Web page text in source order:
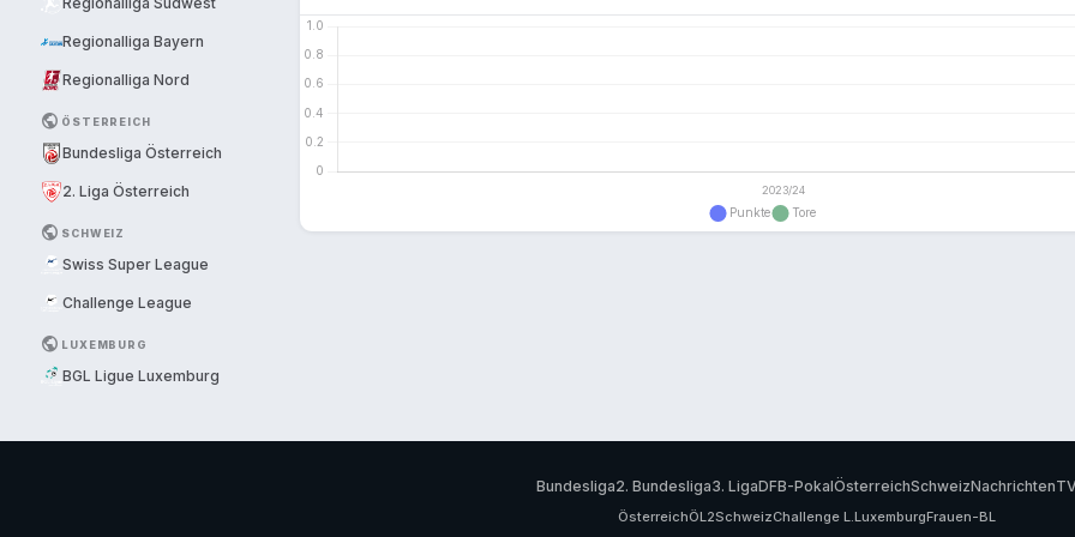
Regionalliga Bayern
Regionalliga Nord
PUBLIC ÖSTERREICH
Bundesliga Österreich
2. Liga Österreich
PUBLIC SCHWEIZ
Swiss Super League
Challenge League
PUBLIC LUXEMBURG
BGL Ligue Luxemburg
Bundesliga2. Bundesliga3. LigaDFB-PokalÖsterreichSchweizNachrichten
ÖsterreichÖL2SchweizChallenge L.LuxemburgFrauen-BL